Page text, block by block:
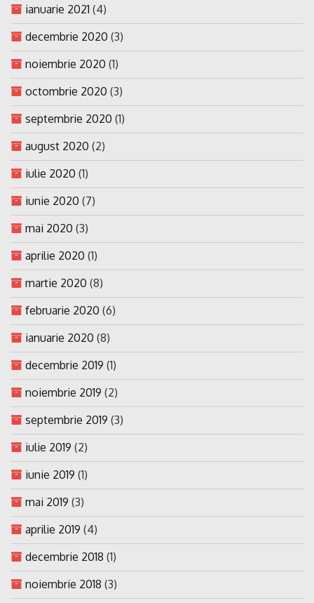
ianuarie 2021 (4)
decembrie 2020 (3)
noiembrie 2020 (1)
octombrie 2020 (3)
septembrie 2020 (1)
august 2020 (2)
iulie 2020 (1)
iunie 2020 (7)
mai 2020 (3)
aprilie 2020 (1)
martie 2020 (8)
februarie 2020 (6)
ianuarie 2020 (8)
decembrie 2019 (1)
noiembrie 2019 (2)
septembrie 2019 (3)
iulie 2019 (2)
iunie 2019 (1)
mai 2019 (3)
aprilie 2019 (4)
decembrie 2018 (1)
noiembrie 2018 (3)